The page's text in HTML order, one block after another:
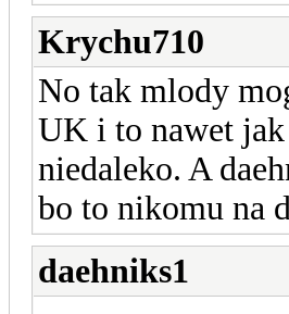
Krychu710
No tak mlody
UK i to nawet jak
niedaleko. A
bo to nikomu na
daehniks1